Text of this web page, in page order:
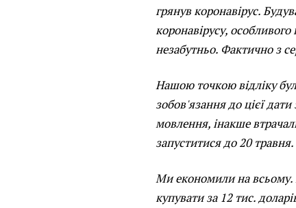
грянув коронавірус.
коронавірусу,
незабутньо. Фактично з
Нашою точкою відліку
зобов'язання до цієї
мовлення, інакше
запуститися до 20 травня.
Ми економили на
купувати за 12 тис.